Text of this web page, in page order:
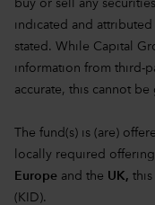
buy or sell any
indicated and
stated. While Capital
information from third-
accurate, this cannot be
The fund(s) is (are)
locally required
Europe and the UK, this
(KID).